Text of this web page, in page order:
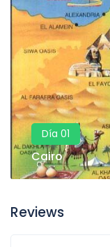
Día 01
Cairo
Reviews